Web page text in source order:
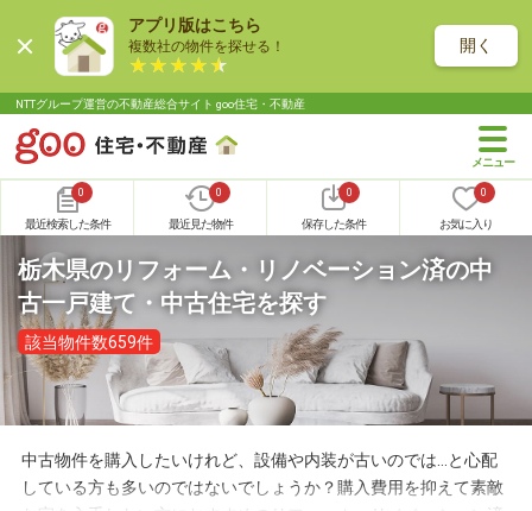
アプリ版はこちら
複数社の物件を探せる！ 開く
NTTグループ運営の不動産総合サイト goo住宅・不動産
0
最近検索した条件
0
最近見た物件
0
保存した条件
0
お気に入り
栃木県のリフォーム・リノベーション済の中
古一戸建て・中古住宅を探す
該当物件数659件
中古物件を購入したいけれど、設備や内装が古いのでは…と心配
している方も多いのではないでしょうか？購入費用を抑えて素敵